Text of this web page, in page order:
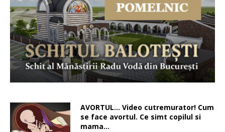
AVORTUL… Video cutremurator! Cum
se face avortul. Ce simt copilul si
mama…